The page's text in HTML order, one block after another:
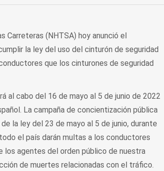
Carreteras (NHTSA) hoy anunció el
la ley del uso del cinturón de seguridad
que los cinturones de seguridad
al cabo del 16 de mayo al 5 de junio de 2022
La campaña de concientización pública
la ley del 23 de mayo al 5 de junio, durante
el país darán multas a los conductores
los agentes del orden público de nuestra
de muertes relacionadas con el tráfico.